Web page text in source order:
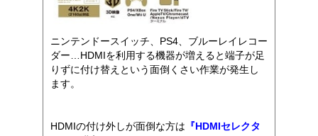
ニンテンドースイッチ、PS4、ブルーレイレコー
ダー…HDMIを利用する機器が増えると端子が足
りずに付け替えという面倒くさい作業が発生し
ます。
HDMIの付け外しが面倒な方は 『HDMIセレクタ